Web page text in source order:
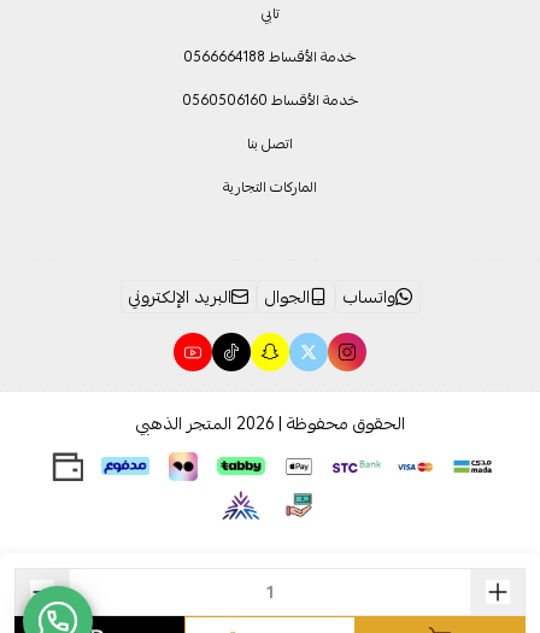
تابي
خدمة الأقساط 0566664188
خدمة الأقساط 0560506160
اتصل بنا
الماركات التجارية
واتساب الجوال البريد الإلكتروني
الحقوق محفوظة | 2026 المتجر الذهبي